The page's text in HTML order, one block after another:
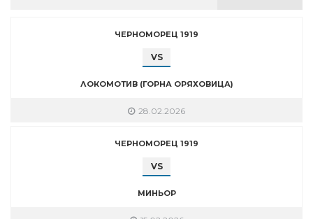
ЧЕРНОМОРЕЦ 1919
VS
ЛОКОМОТИВ (ГОРНА ОРЯХОВИЦА)
28.02.2026
ЧЕРНОМОРЕЦ 1919
VS
МИНЬОР